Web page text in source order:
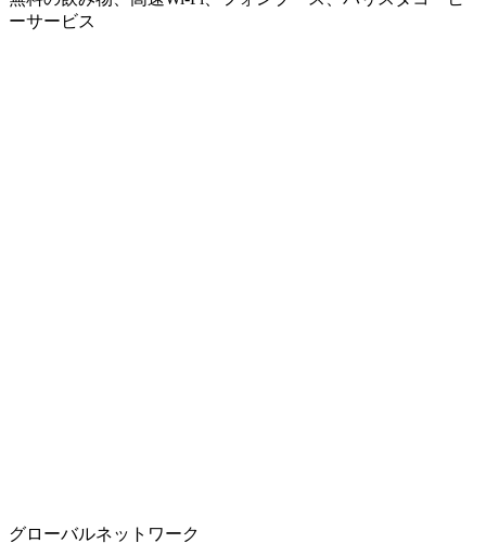
ーサービス
グローバルネットワーク